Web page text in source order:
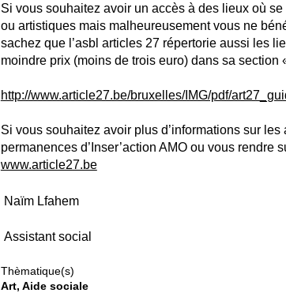
Si vous souhaitez avoir un accès à des lieux où
ou artistiques mais malheureusement vous ne
sachez que l’asbl articles 27 répertorie aussi les
moindre prix (moins de trois euro) dans sa section
http://www.article27.be/bruxelles/IMG/pdf/
Si vous souhaitez avoir plus d’informations sur
permanences d’Inser’action AMO ou vous rendre
www.article27.be
Naïm Lfahem
Assistant social
Thèmatique(s)
Art Aide sociale